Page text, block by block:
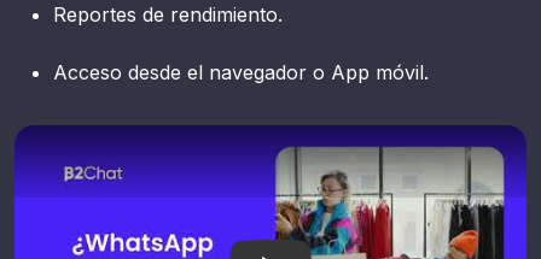
Reportes de rendimiento.
Acceso desde el navegador o App móvil.